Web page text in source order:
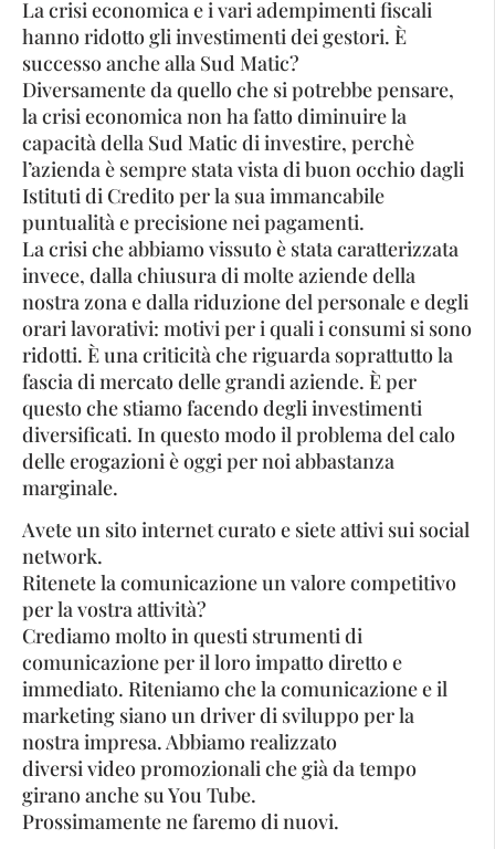
La crisi economica e i vari adempimenti fiscali
hanno ridotto gli investimenti dei gestori. È
successo anche alla Sud Matic?
Diversamente da quello che si potrebbe pensare,
la crisi economica non ha fatto diminuire la
capacità della Sud Matic di investire, perchè
l’azienda è sempre stata vista di buon occhio dagli
Istituti di Credito per la sua immancabile
puntualità e precisione nei pagamenti.
La crisi che abbiamo vissuto è stata caratterizzata
invece, dalla chiusura di molte aziende della
nostra zona e dalla riduzione del personale e degli
orari lavorativi: motivi per i quali i consumi si sono
ridotti. È una criticità che riguarda soprattutto la
fascia di mercato delle grandi aziende. È per
questo che stiamo facendo degli investimenti
diversificati. In questo modo il problema del calo
delle erogazioni è oggi per noi abbastanza
marginale.
Avete un sito internet curato e siete attivi sui social
network.
Ritenete la comunicazione un valore competitivo
per la vostra attività?
Crediamo molto in questi strumenti di
comunicazione per il loro impatto diretto e
immediato. Riteniamo che la comunicazione e il
marketing siano un driver di sviluppo per la
nostra impresa. Abbiamo realizzato
diversi video promozionali che già da tempo
girano anche su You Tube.
Prossimamente ne faremo di nuovi.